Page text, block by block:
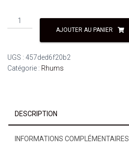
AJOUTER AU PANIER
UGS : 457ded6f20b2
Catégorie : Rhums
DESCRIPTION
INFORMATIONS COMPLÉMENTAIRES